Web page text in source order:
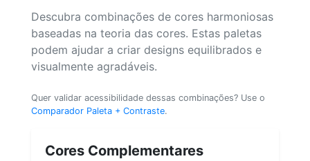
Descubra combinações de cores harmoniosas
baseadas na teoria das cores. Estas paletas
podem ajudar a criar designs equilibrados e
visualmente agradáveis.
Quer validar acessibilidade dessas combinações? Use o
Comparador Paleta + Contraste.
Cores Complementares